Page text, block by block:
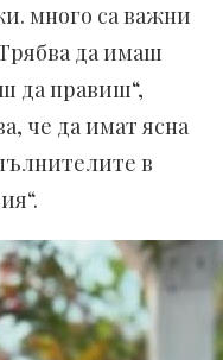
много са важни
да имаш
да правиш“,
че да имат ясна
в